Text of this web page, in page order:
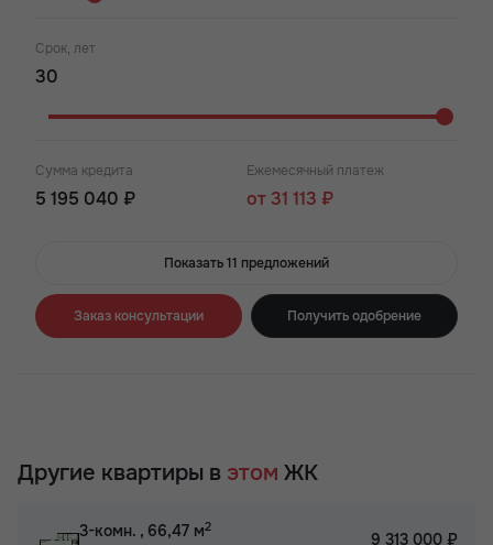
Срок, лет
Сумма кредита
5 195 040 ₽
Ежемесячный платеж
от 31 113 ₽
Показать 11 предложений
Заказ консультации Получить одобрение
Другие квартиры в этом ЖК
3-комн. , 66,47 м2
9 313 000 ₽